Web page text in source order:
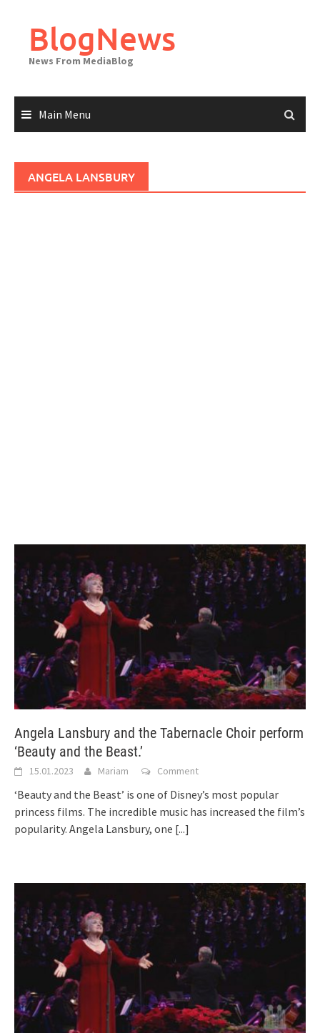
contentBlogNews
News From MediaBlog
Main Menu
ANGELA LANSBURY
Angela Lansbury and the Tabernacle Choir perform
‘Beauty and the Beast.’
15.01.2023 Mariam Comment
‘Beauty and the Beast’ is one of Disney’s most popular
princess films. The incredible music has increased the film’s
popularity. Angela Lansbury, one [...]